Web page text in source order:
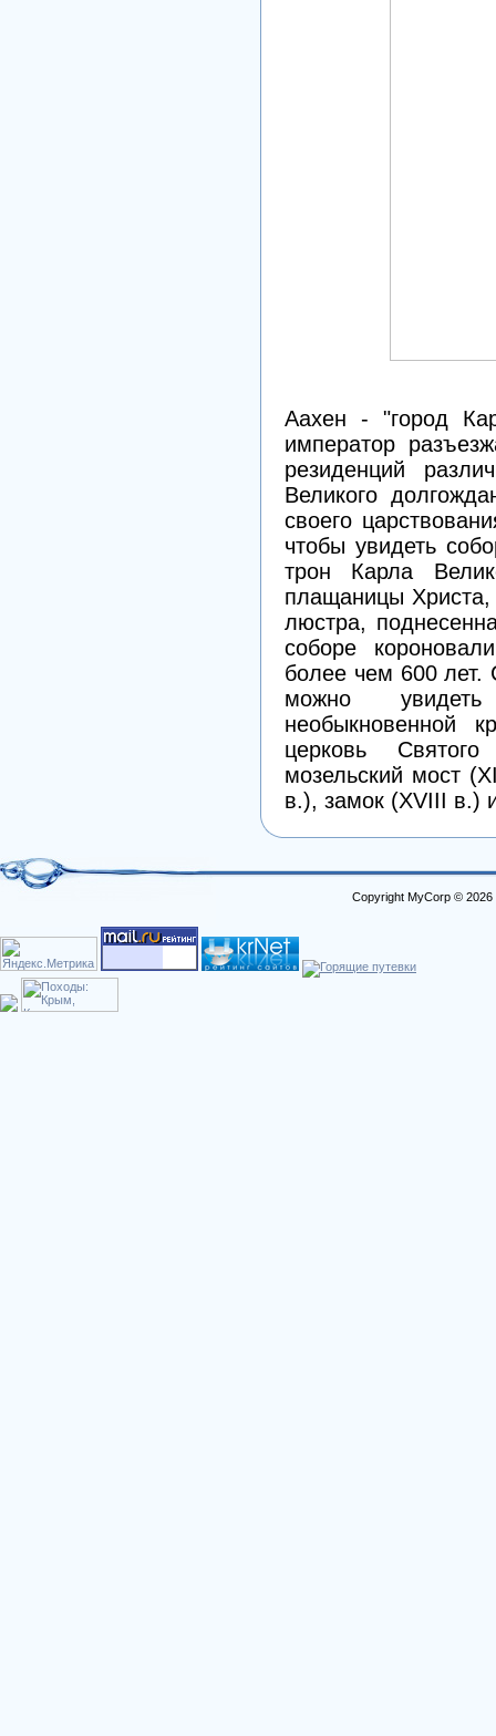
Аахен - "город
император
резиденций
Великого
своего
чтобы увидеть
трон Карла
плащаницы Христа,
люстра,
соборе
более чем 600 лет.
можно
необыкновенной
церковь
мозельский мост
в.), замок (XVIII в.)
Copyright MyCorp © 2026